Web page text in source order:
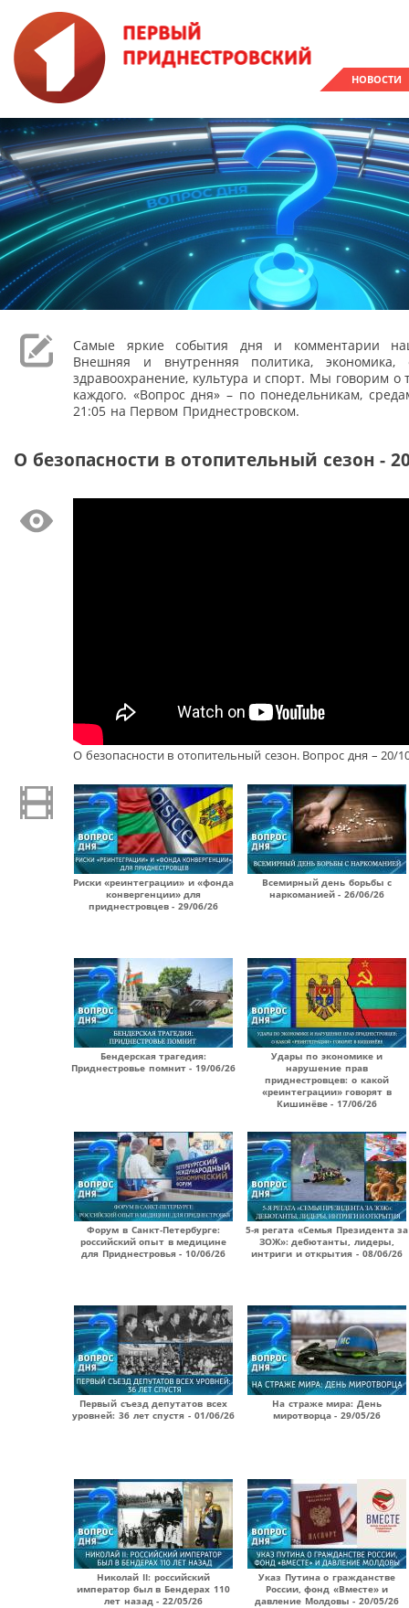
НОВОСТИ
Самые яркие события дня и комментарии
Внешняя и внутренняя политика, экономика,
здравоохранение, культура и спорт. Мы говорим о
каждого. «Вопрос дня» – по понедельникам,
21:05 на Первом Приднестровском.
О безопасности в отопительный сезон -
О безопасности в отопительный сезон. Вопрос дня – 20/
Риски «реинтеграции» и «фонда
конвергенции» для
приднестровцев - 29/06/26
Всемирный день борьбы с
наркоманией - 26/06/26
Бендерская трагедия:
Приднестровье помнит - 19/06/26
Удары по экономике и
нарушение прав
приднестровцев: о какой
«реинтеграции» говорят в
Кишинёве - 17/06/26
Форум в Санкт-Петербурге:
российский опыт в медицине
для Приднестровья - 10/06/26
5-я регата «Семья Президента за
ЗОЖ»: дебютанты, лидеры,
интриги и открытия - 08/06/26
Первый съезд депутатов всех
уровней: 36 лет спустя - 01/06/26
На страже мира: День
миротворца - 29/05/26
Николай II: российский
император был в Бендерах 110
лет назад - 22/05/26
Указ Путина о гражданстве
России, фонд «Вместе» и
давление Молдовы - 20/05/26